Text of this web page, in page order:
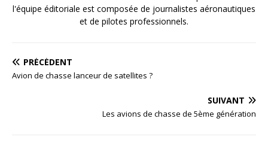
l'équipe éditoriale est composée de journalistes aéronautiques
et de pilotes professionnels.
PRÉCÉDENT
Avion de chasse lanceur de satellites ?
SUIVANT
Les avions de chasse de 5ème génération